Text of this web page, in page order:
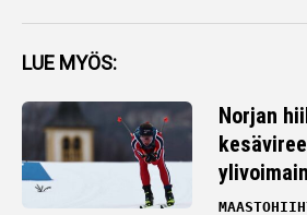
LUE MYÖS:
Norjan